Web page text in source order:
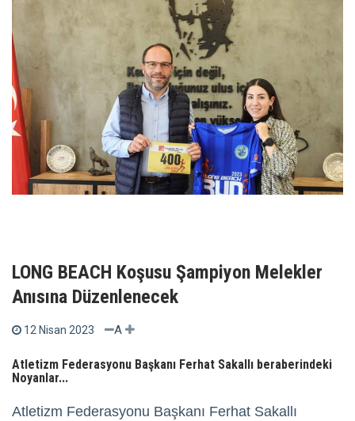
LONG BEACH Koşusu Şampiyon Melekler
Anısına Düzenlenecek
12 Nisan 2023 A
Atletizm Federasyonu Başkanı Ferhat Sakallı beraberindeki
Noyanlar...
Atletizm Federasyonu Başkanı Ferhat Sakallı